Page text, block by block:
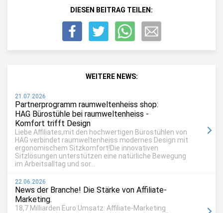
DIESEN BEITRAG TEILEN:
WEITERE NEWS:
21.07.2026
Partnerprogramm raumweltenheiss shop:
HAG Bürostühle bei raumweltenheiss -
Komfort trifft Design
Liebe Affiliates,mit den hochwertigen Bürostühlen von
HAG verbindet raumweltenheiss modernes Design mit
ergonomischem Sitzkomfort!Die innovativen
Sitzlösungen unterstützen eine natürliche Bewegung
im Arbeitsalltag und sor...
22.06.2026
News der Branche! Die Stärke von Affiliate-
Marketing.
18,7 Milliarden Euro Umsatz: Affiliate-Marketing